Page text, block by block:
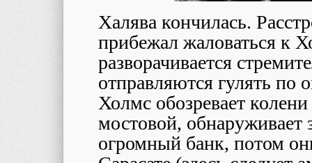
Халява кончилась.
прибежал жаловаться к
разворачивается
отправляются гулять по
Холмс обозревает
мостовой, обнаруживает
огромный банк, потом